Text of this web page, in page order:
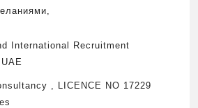
International Recruitment
, LICENCE NO 17229